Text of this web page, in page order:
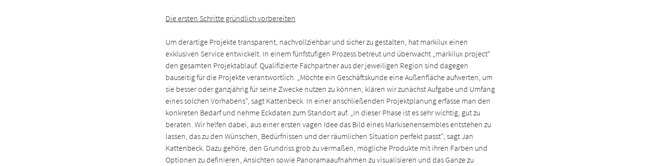
Die ersten Schritte gründlich vorbereiten
Um derartige Projekte transparent, nachvollziehbar und sicher zu gestalten, hat markilux einen
exklusiven Service entwickelt. In einem fünfstufigen Prozess betreut und überwacht „markilux project“
den gesamten Projektablauf. Qualifizierte Fachpartner aus der jeweiligen Region sind dagegen
bauseitig für die Projekte verantwortlich. „Möchte ein Geschäftskunde eine Außenfläche aufwerten, um
sie besser oder ganzjährig für seine Zwecke nutzen zu können, klären wir zunächst Aufgabe und Umfang
eines solchen Vorhabens“, sagt Kattenbeck. In einer anschließenden Projektplanung erfasse man den
konkreten Bedarf und nehme Eckdaten zum Standort auf. „In dieser Phase ist es sehr wichtig, gut zu
beraten. Wir helfen dabei, aus einer ersten vagen Idee das Bild eines Markisenensembles entstehen zu
lassen, das zu den Wünschen, Bedürfnissen und der räumlichen Situation perfekt passt“, sagt Jan
Kattenbeck. Dazu gehöre, den Grundriss grob zu vermaßen, mögliche Produkte mit ihren Farben und
Optionen zu definieren, Ansichten sowie Panoramaaufnahmen zu visualisieren und das Ganze zu